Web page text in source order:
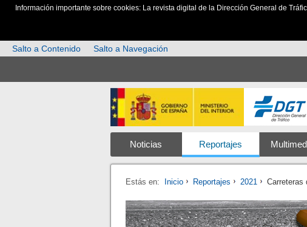
Información importante sobre cookies: La revista digital de la Dirección General de
Salto a Contenido
Salto a Navegación
Noticias Reportajes
Estás en: Inicio Reportajes 2021 Carreteras